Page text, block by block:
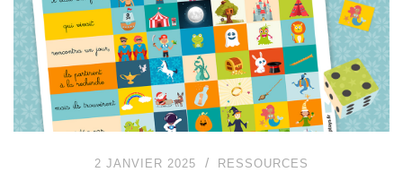
2 JANVIER 2025 RESSOURCES